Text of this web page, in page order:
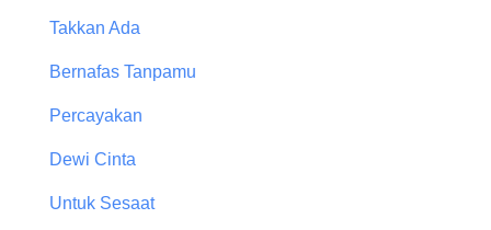
Takkan Ada
Bernafas Tanpamu
Percayakan
Dewi Cinta
Untuk Sesaat